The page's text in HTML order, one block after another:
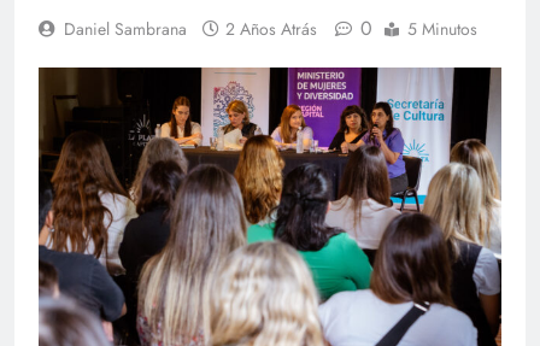
Daniel Sambrana 2 Años Atrás 0 5 Minutos